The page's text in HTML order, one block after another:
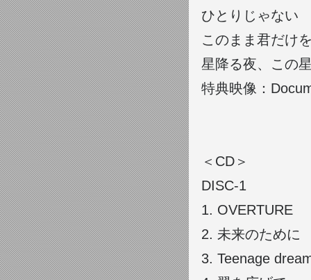
ひとりじゃない
このまま君だけ
星降る夜、この
特典映像：
＜CD＞
DISC-1
1. OVERTURE
2. 未来のために
3. Teenage